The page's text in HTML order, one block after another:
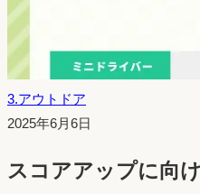
3.アウトドア
投
日：
2025年6月6日
スコアアップに向